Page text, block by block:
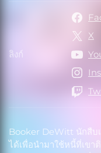
Booker DeWitt นักสืบ
ได้เพื่อนำมาใช้หนี้ที่เขา
ลิงก์ ลิงก์
X